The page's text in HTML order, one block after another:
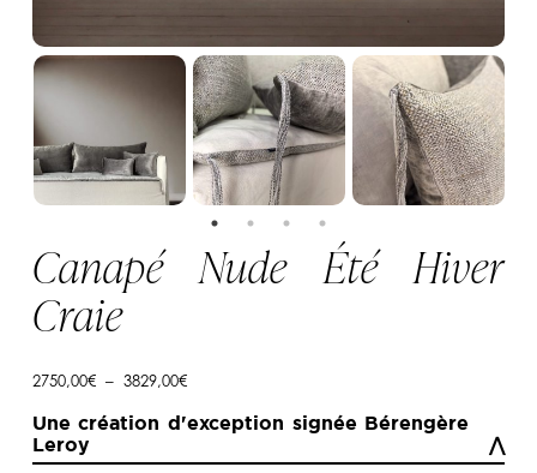
Canapé Nude Été Hiver
Craie
2750,00€ – 3829,00€Plage
2750,00€
Une création d'exception signée Bérengère
Leroy